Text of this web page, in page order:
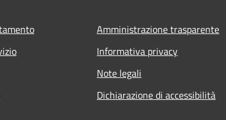
Amministrazione trasparente
Informativa privacy
Note legali
Dichiarazione di accessibilità